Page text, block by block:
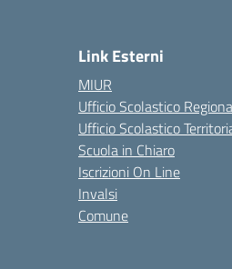
Link Esterni
MIUR
Ufficio Scolastico
Ufficio Scolastico
Scuola in Chiaro
Iscrizioni On Line
Invalsi
Comune